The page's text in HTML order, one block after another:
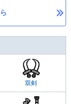
双剣